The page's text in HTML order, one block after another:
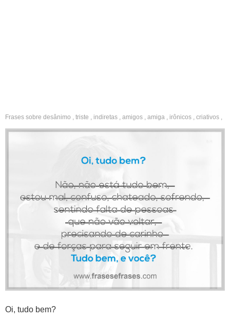
Frases sobre desânimo triste indiretas amigos amiga irônicos criativos
Oi, tudo bem?